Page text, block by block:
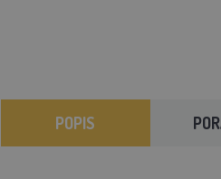
POPIS